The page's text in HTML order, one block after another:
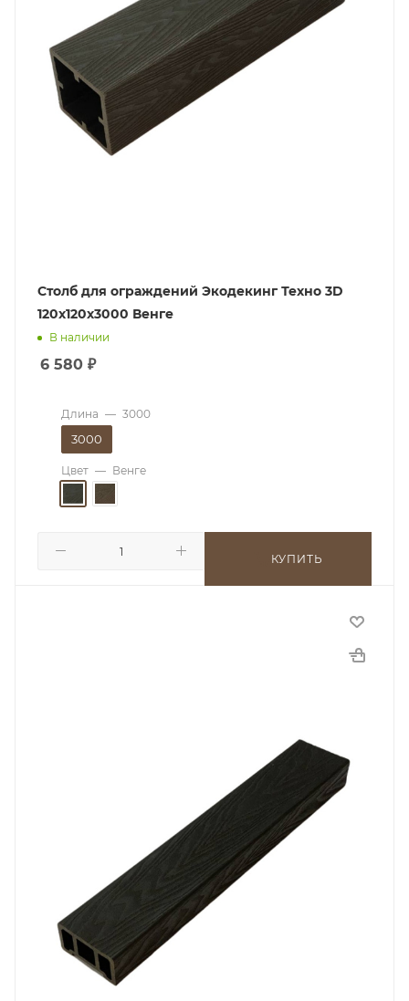
Столб для ограждений Экодекинг Техно 3D
120x120x3000 Венге
В наличии
6 580 ₽
Длина — 3000
3000
Цвет — Венге
КУПИТЬ